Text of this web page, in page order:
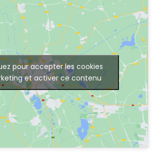
pour accepter les cookies
et activer ce contenu